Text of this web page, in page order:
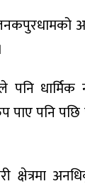
पनि
पाए पनि
क्षेत्रमा